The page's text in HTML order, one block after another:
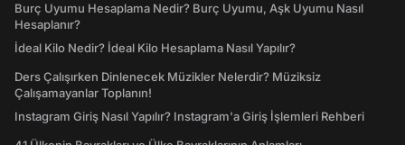
Burç Uyumu Hesaplama Nedir? Burç Uyumu, Aşk Uyumu Nasıl
Hesaplanır?
İdeal Kilo Nedir? İdeal Kilo Hesaplama Nasıl Yapılır?
Ders Çalışırken Dinlenecek Müzikler Nelerdir? Müziksiz
Çalışamayanlar Toplanın!
Instagram Giriş Nasıl Yapılır? Instagram'a Giriş İşlemleri Rehberi